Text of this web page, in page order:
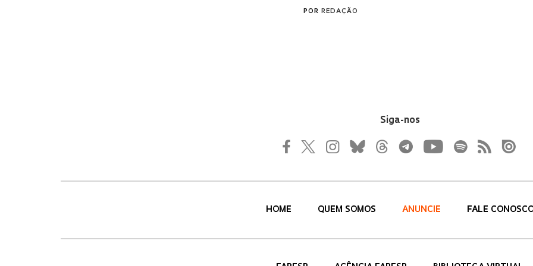
Siga-nos
HOME QUEM SOMOS ANUNCIE FALE